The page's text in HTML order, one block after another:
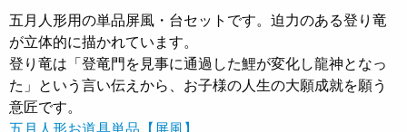
五月人形用の単品屏風・台セットです。迫力のある登り竜
が立体的に描かれています。
登り竜は「登竜門を見事に通過した鯉が変化し龍神となっ
た」という言い伝えから、お子様の人生の大願成就を願う
意匠です。